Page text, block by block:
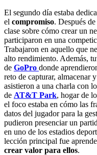
El segundo día estaba
el compromiso. Después
clase sobre cómo crear un
participaron en una
Trabajaron en aquello que
alto rendimiento. Además,
de GoPro donde
reto de capturar, almacenar
asistieron a una charla con
de AT&T Park, hogar de
el foco estaba en cómo las
datos del jugador para la
pudieron presenciar un
en uno de los estadios
lección principal fue
crear valor para ellos.